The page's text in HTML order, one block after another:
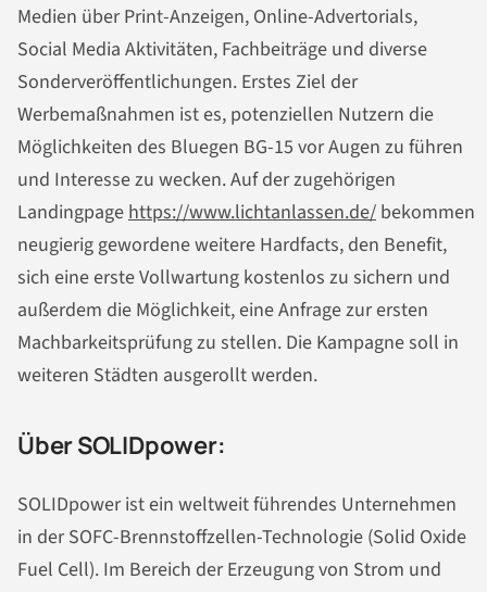
Medien über Print-Anzeigen, Online-Advertorials,
Social Media Aktivitäten, Fachbeiträge und diverse
Sonderveröffentlichungen. Erstes Ziel der
Werbemaßnahmen ist es, potenziellen Nutzern die
Möglichkeiten des Bluegen BG-15 vor Augen zu führen
und Interesse zu wecken. Auf der zugehörigen
Landingpagehttps://www.lichtanlassen.de/ bekommen
neugierig gewordene weitere Hardfacts, den Benefit,
sich eine erste Vollwartung kostenlos zu sichern und
außerdem die Möglichkeit, eine Anfrage zur ersten
Machbarkeitsprüfung zu stellen. Die Kampagne soll in
weiteren Städten ausgerollt werden.
Über SOLIDpower:
SOLIDpower ist ein weltweit führendes Unternehmen
in der SOFC-Brennstoffzellen-Technologie (Solid Oxide
Fuel Cell). Im Bereich der Erzeugung von Strom und